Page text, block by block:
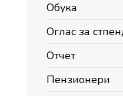
Обука
Оглас за
Отчет
Пензионери